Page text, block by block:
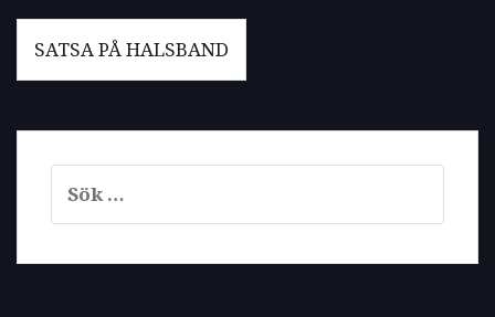
Inläggsnavigering
SATSA PÅ HALSBAND
efter: